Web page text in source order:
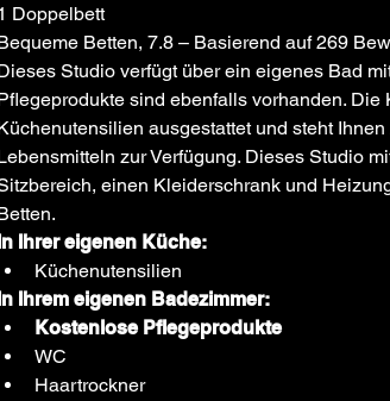
Doppelbett
Betten, 7.8 – Basierend auf 269
Studio verfügt über ein eigenes Bad
sind ebenfalls vorhanden.
ausgestattet und steht
zur Verfügung. Dieses Studio
einen Kleiderschrank und
Ihrer eigenen Küche:
Küchenutensilien
Ihrem eigenen Badezimmer:
Kostenlose Pflegeprodukte
WC
Haartrockner